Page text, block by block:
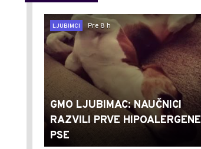
LJUBIMCI
Pre 8 h
GMO LJUBIMAC: NAUČNICI
RAZVILI PRVE HIPOALERGENE
PSE